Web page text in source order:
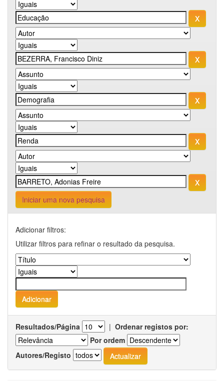
Iniciar uma nova pesquisa
Adicionar filtros:
Utilizar filtros para refinar o resultado da pesquisa.
Resultados/Página | Ordenar registos por:
Por ordem
Autores/Registo